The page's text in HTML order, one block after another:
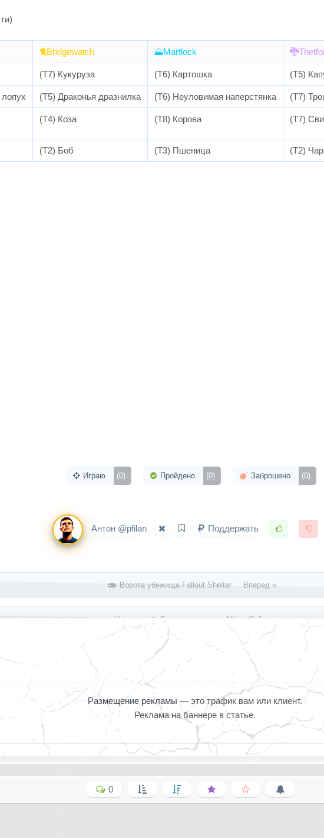
🐈Bridgewatch 🗻Martlock
(T7) Кукуруза (T6) Картошка (T5)
(T5) Драконья дразнилка (T6) Неуловимая наперстянка (T7)
(T4) Коза (T8) Корова (T7)
(T2) Боб (T3) Пшеница (T2)
Играю (0) Пройдено (0) Заброшено (0)
Антон @pfilan Поддержать
Ворота убежища Fallout Shelter Вперед »
« Назад Бонусы островов Albion Online
Размещение рекламы — это трафик вам или клиент.
Реклама на баннере в статье.
0